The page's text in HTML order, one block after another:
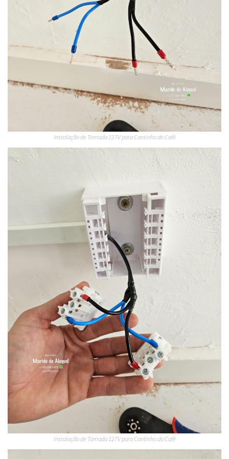
Instalação de Tomada 127V para Cantinho do Café
Instalação de Tomada 127V para Cantinho do Café